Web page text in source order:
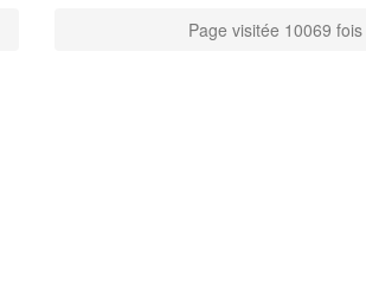
Page visitée 10069 fois